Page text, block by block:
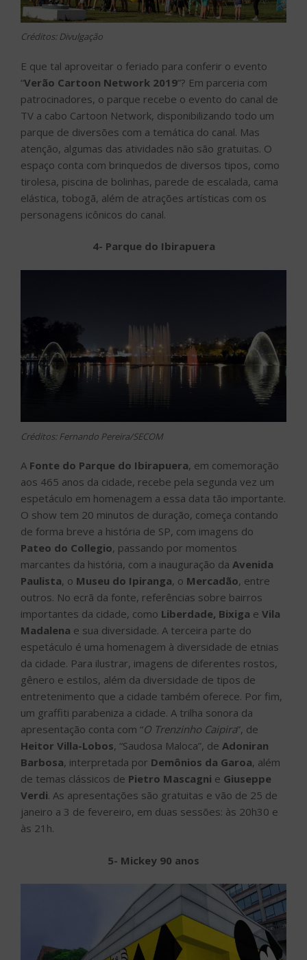
Créditos: Divulgação
E que tal aproveitar o feriado para conferir o evento
“Verão Cartoon Network 2019”? Em parceria com
patrocinadores, o parque recebe o evento do canal de
TV a cabo Cartoon Network, disponibilizando todo um
parque de diversões com a temática do canal. Mas
atenção, algumas das atividades não são gratuitas. O
espaço conta com brinquedos de diversos tipos, como
tirolesa, piscina de bolinhas, parede de escalada, cama
elástica, tobogã, além de atrações artísticas com os
personagens icônicos do canal.
4- Parque do Ibirapuera
Créditos: Fernando Pereira/SECOM
A Fonte do Parque do Ibirapuera, em comemoração
aos 465 anos da cidade, recebe pela segunda vez um
espetáculo em homenagem a essa data tão importante.
O show tem 20 minutos de duração, começa contando
de forma breve a história de SP, com imagens do
Pateo do Collegio, passando por momentos
marcantes da história, com a inauguração da Avenida
Paulista, o Museu do Ipiranga, o Mercadão, entre
outros. No ecrã da fonte, referências sobre bairros
importantes da cidade, como Liberdade, Bixiga e Vila
Madalena e sua diversidade. A terceira parte do
espetáculo é uma homenagem à diversidade de etnias
da cidade. Para ilustrar, imagens de diferentes rostos,
gênero e estilos, além da diversidade de tipos de
entretenimento que a cidade também oferece. Por fim,
um graffiti parabeniza a cidade. A trilha sonora da
apresentação conta com “O Trenzinho Caipira”, de
Heitor Villa-Lobos, “Saudosa Maloca”, de Adoniran
Barbosa, interpretada por Demônios da Garoa, além
de temas clássicos de Pietro Mascagni e Giuseppe
Verdi. As apresentações são gratuitas e vão de 25 de
janeiro a 3 de fevereiro, em duas sessões: às 20h30 e
às 21h.
5- Mickey 90 anos